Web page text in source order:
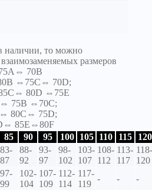
наличии, то можно
размеров
70B
⇔75C⇔ 70D;
80D ⇔75E
75B ⇔70C;
80C⇔ 75D;
85E⇔80F
85 90 95 100 105 110 115
120
83-
87
88-
92
93-
97
98-
102
103-
107
108-
112
113-
117
118-
120
97-
99
102-
104
107-
109
112-
114
117-
119
- - -